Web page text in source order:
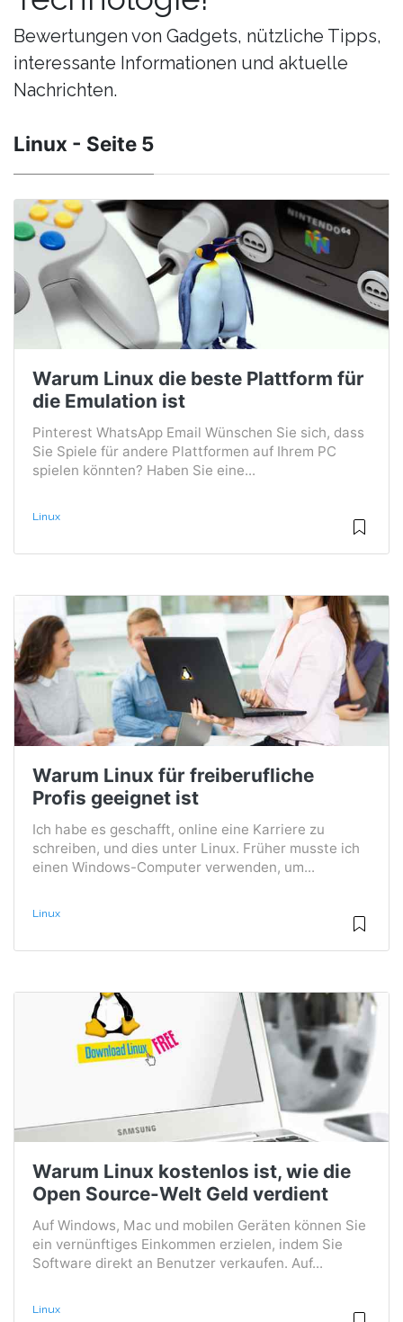
Bewertungen von Gadgets, nützliche Tipps,
interessante Informationen und aktuelle
Nachrichten.
Linux - Seite 5
Warum Linux die beste Plattform für
die Emulation ist
Pinterest WhatsApp Email Wünschen Sie sich, dass
Sie Spiele für andere Plattformen auf Ihrem PC
spielen könnten? Haben Sie eine...
Linux
Warum Linux für freiberufliche
Profis geeignet ist
Ich habe es geschafft, online eine Karriere zu
schreiben, und dies unter Linux. Früher musste ich
einen Windows-Computer verwenden, um...
Linux
Warum Linux kostenlos ist, wie die
Open Source-Welt Geld verdient
Auf Windows, Mac und mobilen Geräten können Sie
ein vernünftiges Einkommen erzielen, indem Sie
Software direkt an Benutzer verkaufen. Auf...
Linux